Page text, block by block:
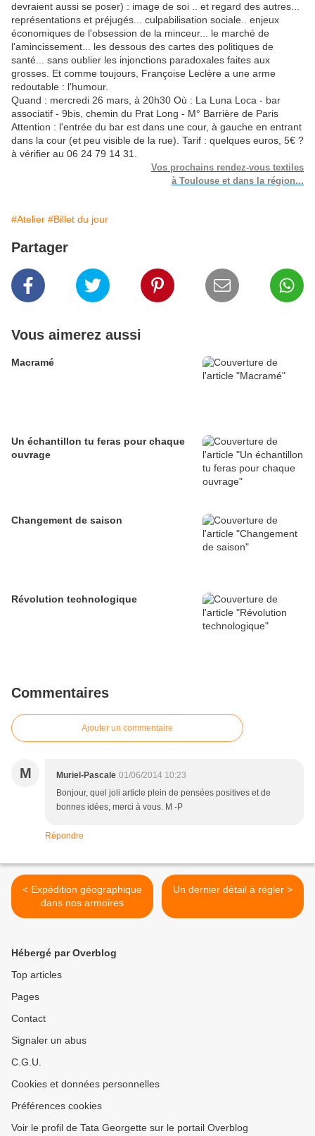
devraient aussi se poser) : image de soi .. et regard des autres...
représentations et préjugés... culpabilisation sociale.. enjeux
économiques de l'obsession de la minceur... le marché de
l'amincissement... les dessous des cartes des politiques de
santé... sans oublier les injonctions paradoxales faites aux
grosses. Et comme toujours, Françoise Leclère a une arme
redoutable : l'humour.
Quand : mercredi 26 mars, à 20h30 Où : La Luna Loca - bar
associatif - 9bis, chemin du Prat Long - M° Barrière de Paris
Attention : l'entrée du bar est dans une cour, à gauche en entrant
dans la cour (et peu visible de la rue). Tarif : quelques euros, 5€ ?
à vérifier au 06 24 79 14 31.
Vos prochains rendez-vous textiles
à Toulouse et dans la région...
#Atelier #Billet du jour
Partager
Vous aimerez aussi
Macramé
Un échantillon tu feras pour chaque
ouvrage
Changement de saison
Révolution technologique
Commentaires
Ajouter un commentaire
M Muriel-Pascale 01/06/2014 10:23
Bonjour, quel joli article plein de pensées positives et de
bonnes idées, merci à vous. M -P
Répondre
< Expédition géographique
dans nos armoires
Un dernier détail à régler >
Hébergé par Overblog
Top articles
Pages
Contact
Signaler un abus
C.G.U.
Cookies et données personnelles
Préférences cookies
Voir le profil de Tata Georgette sur le portail Overblog